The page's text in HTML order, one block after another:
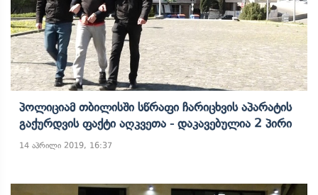
Პოლიციამ Თბილისში Სწრაფი Ჩარიცხვის Აპარატის
Გაქურდვის Ფაქტი Აღკვეთა - Დაკავებულია 2 Პირი
14 აპრილი 2019, 16:37